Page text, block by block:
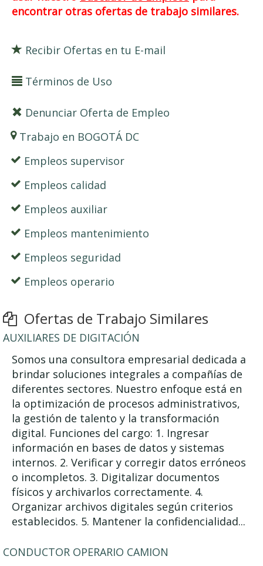
encontrar otras ofertas de trabajo similares.
Recibir Ofertas en tu E-mail
Términos de Uso
Denunciar Oferta de Empleo
Trabajo en BOGOTÁ DC
Empleos supervisor
Empleos calidad
Empleos auxiliar
Empleos mantenimiento
Empleos seguridad
Empleos operario
Ofertas de Trabajo Similares
AUXILIARES DE DIGITACIÓN
Somos una consultora empresarial dedicada a
brindar soluciones integrales a compañías de
diferentes sectores. Nuestro enfoque está en
la optimización de procesos administrativos,
la gestión de talento y la transformación
digital. Funciones del cargo: 1. Ingresar
información en bases de datos y sistemas
internos. 2. Verificar y corregir datos erróneos
o incompletos. 3. Digitalizar documentos
físicos y archivarlos correctamente. 4.
Organizar archivos digitales según criterios
establecidos. 5. Mantener la confidencialidad...
CONDUCTOR OPERARIO CAMION